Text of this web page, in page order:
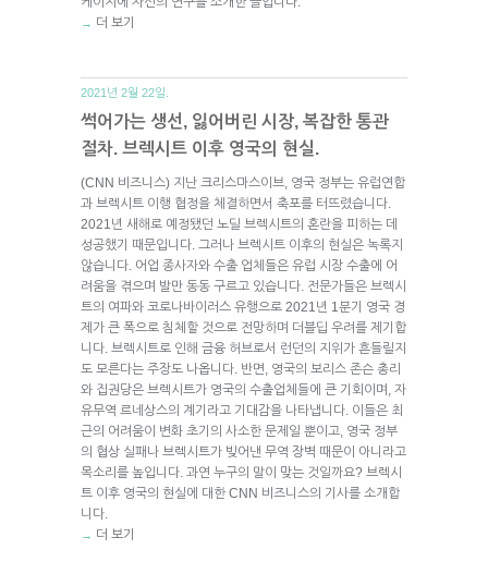
→ 더 보기
2021년 2월 22일.
썩어가는 생선, 잃어버린 시장, 복잡한 통관
절차. 브렉시트 이후 영국의 현실.
(CNN 비즈니스) 지난 크리스마스이브, 영국 정부는 유럽연합
과 브렉시트 이행 협정을 체결하면서 축포를 터뜨렸습니다.
2021년 새해로 예정됐던 노딜 브렉시트의 혼란을 피하는 데
성공했기 때문입니다. 그러나 브렉시트 이후의 현실은 녹록지
않습니다. 어업 종사자와 수출 업체들은 유럽 시장 수출에 어
려움을 겪으며 발만 동동 구르고 있습니다. 전문가들은 브렉시
트의 여파와 코로나바이러스 유행으로 2021년 1분기 영국 경
제가 큰 폭으로 침체할 것으로 전망하며 더블딥 우려를 제기합
니다. 브렉시트로 인해 금융 허브로서 런던의 지위가 흔들릴지
도 모른다는 주장도 나옵니다. 반면, 영국의 보리스 존슨 총리
와 집권당은 브렉시트가 영국의 수출업체들에 큰 기회이며, 자
유무역 르네상스의 계기라고 기대감을 나타냅니다. 이들은 최
근의 어려움이 변화 초기의 사소한 문제일 뿐이고, 영국 정부
의 협상 실패나 브렉시트가 빚어낸 무역 장벽 때문이 아니라고
목소리를 높입니다. 과연 누구의 말이 맞는 것일까요? 브렉시
트 이후 영국의 현실에 대한 CNN 비즈니스의 기사를 소개합
니다.
→ 더 보기